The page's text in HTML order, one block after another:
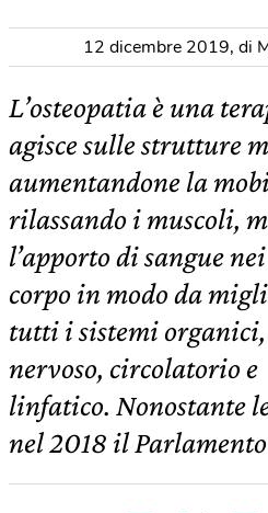
12 dicembre 2019, di
L’osteopatia è una
agisce sulle strutture
aumentandone la
rilassando i muscoli,
l’apporto di sangue
corpo in modo da
tutti i sistemi
nervoso, circolatorio e
linfatico. Nonostante
nel 2018 il Parlamento